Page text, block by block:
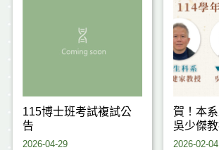
115博士班考試複試公
告
2026-04-29
賀！本
吳少傑
授 榮獲
2026-02-04